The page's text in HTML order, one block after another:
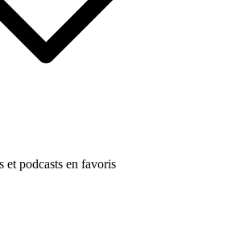
et podcasts en favoris